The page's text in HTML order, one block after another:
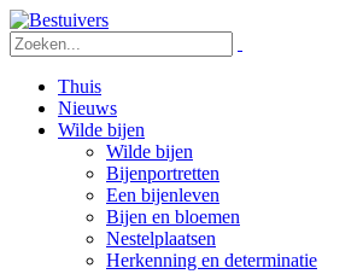
Thuis
Nieuws
Wilde bijen
Wilde bijen
Bijenportretten
Een bijenleven
Bijen en bloemen
Nestelplaatsen
Herkenning en determinatie